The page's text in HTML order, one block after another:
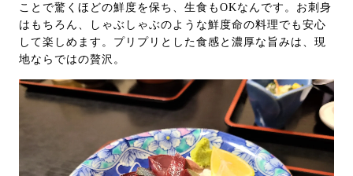
ことで驚くほどの鮮度を保ち、生食もOKなんです。お刺身
はもちろん、しゃぶしゃぶのような鮮度命の料理でも安心
して楽しめます。プリプリとした食感と濃厚な旨みは、現
地ならではの贅沢。